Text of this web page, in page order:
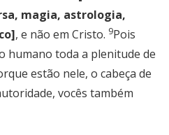
magia, astrologia,
, e não em Cristo. 9Pois
humano toda a plenitude de
estão nele, o cabeça de
vocês também